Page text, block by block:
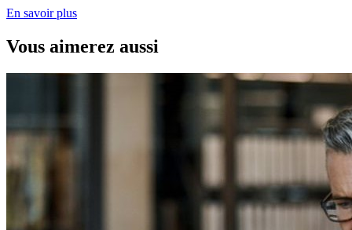
En savoir plus
Vous aimerez aussi